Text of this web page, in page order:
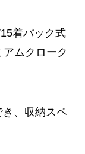
着パック式
アムクローク
、収納スペ